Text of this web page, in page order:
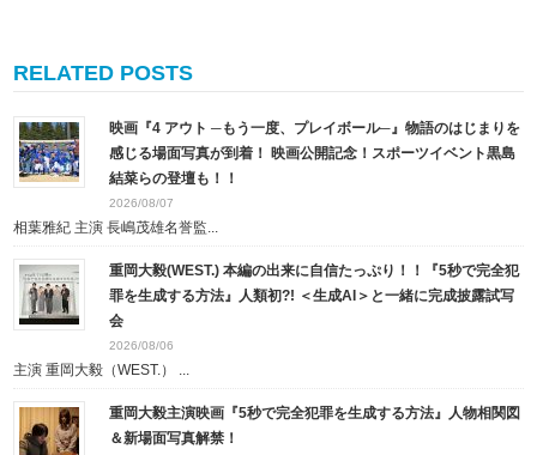
RELATED POSTS
映画『4 アウト ─もう一度、プレイボール─』物語のはじまりを
感じる場面写真が到着！ 映画公開記念！スポーツイベント黒島
結菜らの登壇も！！
2026/08/07
相葉雅紀 主演 長嶋茂雄名誉監...
重岡大毅(WEST.) 本編の出来に自信たっぷり！！『5秒で完全犯
罪を生成する方法』人類初?! ＜生成AI＞と一緒に完成披露試写
会
2026/08/06
主演 重岡大毅（WEST.） ...
重岡大毅主演映画『5秒で完全犯罪を生成する方法』人物相関図
＆新場面写真解禁！